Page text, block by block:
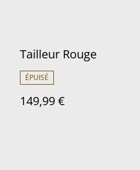
Tailleur Rouge
ÉPUISÉ
149,99 €